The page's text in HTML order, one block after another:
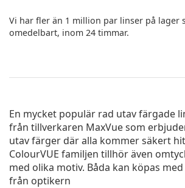
Vi har fler än 1 million par linser på lager
omedelbart, inom 24 timmar.
En mycket populär rad utav färgade
från tillverkaren MaxVue som
utav färger där alla kommer säkert
ColourVUE familjen tillhör även
med olika motiv. Båda kan köpas
från optikern